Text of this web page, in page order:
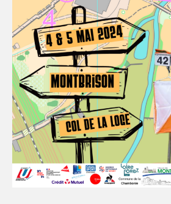
LOCATION MATÉRIEL
PRENDRE SA LICENCE
SPORTS COLLECTIFS
REGION & INTER-LIGUES
ACADEMIE CLERMONT
ACADEMIE GRENOBLE
ACADEMIE LYON